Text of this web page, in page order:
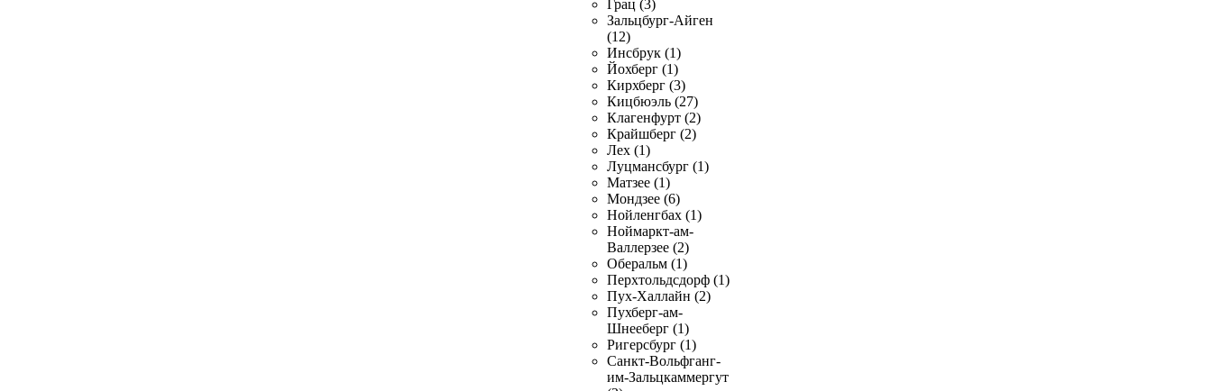
Грац (3)
Зальцбург-Айген
(12)
Инсбрук (1)
Йохберг (1)
Кирхберг (3)
Кицбюэль (27)
Клагенфурт (2)
Крайшберг (2)
Лех (1)
Луцмансбург (1)
Матзее (1)
Мондзее (6)
Нойленгбах (1)
Ноймаркт-ам-
Валлерзее (2)
Оберальм (1)
Перхтольдсдорф (1)
Пух-Халлайн (2)
Пухберг-ам-
Шнееберг (1)
Ригерсбург (1)
Санкт-Вольфганг-
им-Зальцкаммергут